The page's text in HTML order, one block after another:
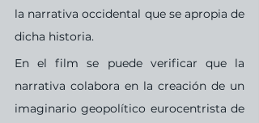
la narrativa occidental que se apropia de
dicha historia.
En el film se puede verificar que la
narrativa colabora en la creación de un
imaginario geopolítico eurocentrista de